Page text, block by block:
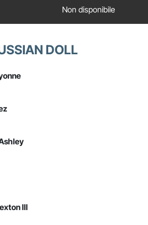
Non disponibile
DOLL
III